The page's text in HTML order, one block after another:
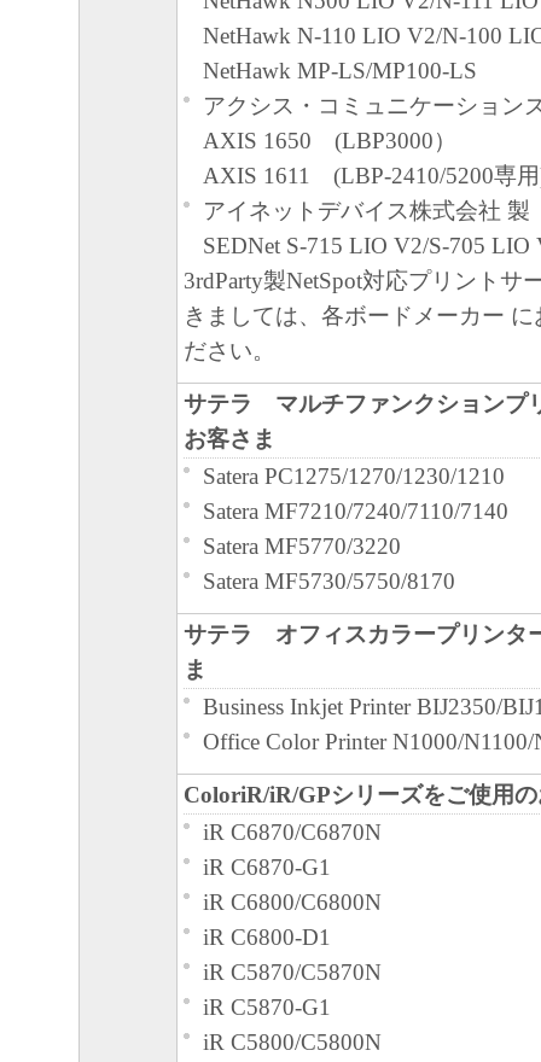
本契約書のいずれかの条項またはその
無効であると決定された場合でも、そ
に有効に存続するものとします。
キヤノン株式会社
NetHawk N-110 LIO V2/N-100
NetHawk MP-LS/MP100-LS
アクシス・コミュニケーション
AXIS 1650 (LBP3000）
AXIS 1611 (LBP-2410/5200専
アイネットデバイス株式会社 製
SEDNet S-715 LIO V2/S-705
3rdParty製NetSpot対応プリントサ
きましては、各ボードメーカー
ださい。
サテラ マルチファンクションプ
お客さま
Satera PC1275/1270/1230/1210
Satera MF7210/7240/7110/7140
Satera MF5770/3220
Satera MF5730/5750/8170
サテラ オフィスカラープリンタ
ま
Business Inkjet Printer BIJ2350/
Office Color Printer N1000/
ColoriR/iR/GPシリーズをご使用
iR C6870/C6870N
iR C6870-G1
iR C6800/C6800N
iR C6800-D1
iR C5870/C5870N
iR C5870-G1
iR C5800/C5800N